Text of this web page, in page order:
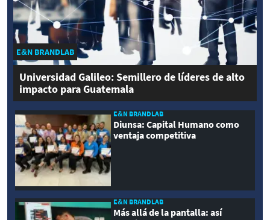
E&N BRANDLAB
Universidad Galileo: Semillero de líderes de alto
impacto para Guatemala
E&N BRANDLAB
Diunsa: Capital Humano como
ventaja competitiva
E&N BRANDLAB
Más allá de la pantalla: así